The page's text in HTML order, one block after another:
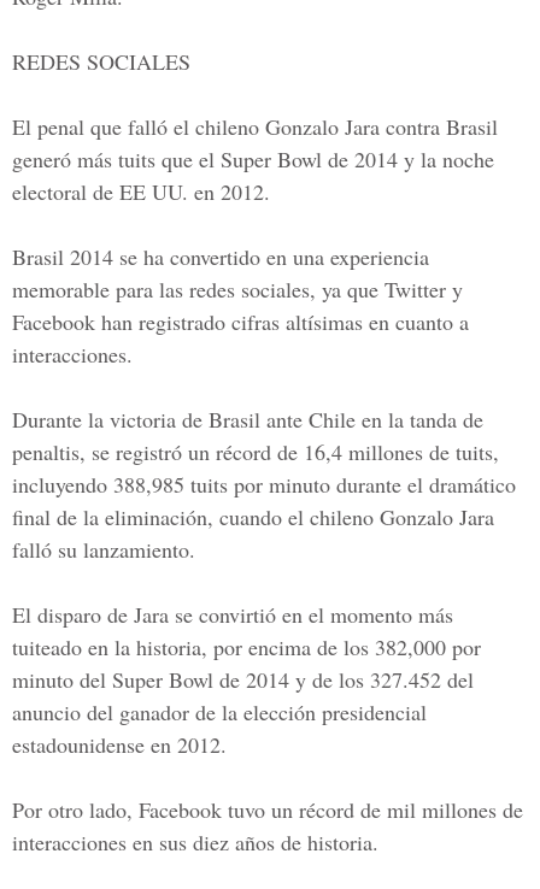
REDES SOCIALES
El penal que falló el chileno Gonzalo Jara contra Brasil
generó más tuits que el Super Bowl de 2014 y la noche
electoral de EE UU. en 2012.
Brasil 2014 se ha convertido en una experiencia
memorable para las redes sociales, ya que Twitter y
Facebook han registrado cifras altísimas en cuanto a
interacciones.
Durante la victoria de Brasil ante Chile en la tanda de
penaltis, se registró un récord de 16,4 millones de tuits,
incluyendo 388,985 tuits por minuto durante el dramático
final de la eliminación, cuando el chileno Gonzalo Jara
falló su lanzamiento.
El disparo de Jara se convirtió en el momento más
tuiteado en la historia, por encima de los 382,000 por
minuto del Super Bowl de 2014 y de los 327.452 del
anuncio del ganador de la elección presidencial
estadounidense en 2012.
Por otro lado, Facebook tuvo un récord de mil millones de
interacciones en sus diez años de historia.